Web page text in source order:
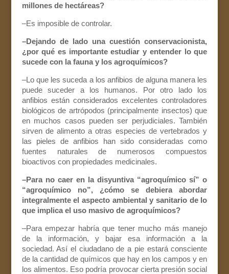
millones de hectáreas?
–Es imposible de controlar.
–Dejando de lado una cuestión conservacionista,
¿por qué es importante estudiar y entender lo que
sucede con la fauna y los agroquímicos?
–Lo que les suceda a los anfibios de alguna manera les
puede suceder a los humanos. Por otro lado los
anfibios están considerados excelentes controladores
biológicos de artrópodos (principalmente insectos) que
en muchos casos pueden ser perjudiciales. También
sirven de alimento a otras especies de vertebrados y
las pieles de anfibios han sido consideradas como
fuentes naturales de numerosos compuestos
bioactivos con propiedades medicinales.
–Para no caer en la disyuntiva “agroquímico sí” o
“agroquímico no”, ¿cómo se debiera abordar
integralmente el aspecto ambiental y sanitario de lo
que implica el uso masivo de agroquímicos?
–Para empezar habría que tener mucho más manejo
de la información, y bajar esa información a la
sociedad. Así el ciudadano de a pie estará consciente
de la cantidad de químicos que hay en los campos y en
los alimentos. Eso podría provocar cierta presión social